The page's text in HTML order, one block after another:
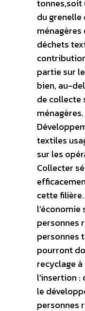
tonnes,soit
du grenelle
déchets
partie sur
bien, au-
de collecte
textiles
sur les
Collecter
cette
personnes
personnes
pourront
recyclage
l’insertion
le
personnes